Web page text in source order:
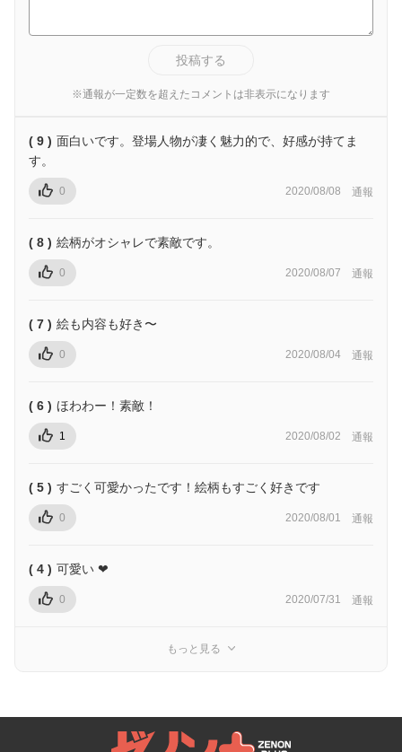
投稿する
※通報が一定数を超えたコメントは非表示になります
( 9 ) 面白いです。登場人物が凄く魅力的で、好感が持てま
す。
0 2020/08/08 通報
( 8 ) 絵柄がオシャレで素敵です。
0 2020/08/07 通報
( 7 ) 絵も内容も好き〜
0 2020/08/04 通報
( 6 ) ほわわー！素敵！
1 2020/08/02 通報
( 5 ) すごく可愛かったです！絵柄もすごく好きです
0 2020/08/01 通報
( 4 ) 可愛い ❤
0 2020/07/31 通報
もっと見る